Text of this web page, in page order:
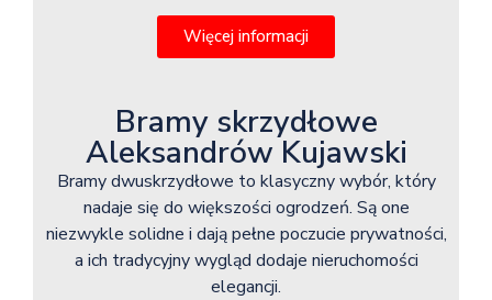
Więcej informacji
Bramy skrzydłowe
Aleksandrów Kujawski
Bramy dwuskrzydłowe to klasyczny wybór, który
nadaje się do większości ogrodzeń. Są one
niezwykle solidne i dają pełne poczucie prywatności,
a ich tradycyjny wygląd dodaje nieruchomości
elegancji.